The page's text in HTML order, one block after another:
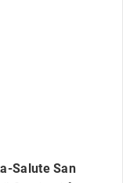
Salute San